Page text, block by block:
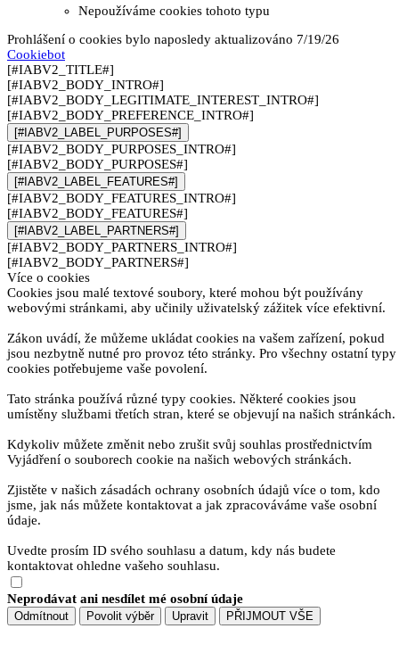
Nepoužíváme cookies tohoto typu
Prohlášení o cookies bylo naposledy aktualizováno 7/19/26
Cookiebot
[#IABV2_TITLE#]
[#IABV2_BODY_INTRO#]
[#IABV2_BODY_LEGITIMATE_INTEREST_INTRO#]
[#IABV2_BODY_PREFERENCE_INTRO#]
[#IABV2_LABEL_PURPOSES#]
[#IABV2_BODY_PURPOSES_INTRO#]
[#IABV2_BODY_PURPOSES#]
[#IABV2_LABEL_FEATURES#]
[#IABV2_BODY_FEATURES_INTRO#]
[#IABV2_BODY_FEATURES#]
[#IABV2_LABEL_PARTNERS#]
[#IABV2_BODY_PARTNERS_INTRO#]
[#IABV2_BODY_PARTNERS#]
Více o cookies
Cookies jsou malé textové soubory, které mohou být používány
webovými stránkami, aby učinily uživatelský zážitek více efektivní.
Zákon uvádí, že můžeme ukládat cookies na vašem zařízení, pokud
jsou nezbytně nutné pro provoz této stránky. Pro všechny ostatní typy
cookies potřebujeme vaše povolení.
Tato stránka používá různé typy cookies. Některé cookies jsou
umístěny službami třetích stran, které se objevují na našich stránkách.
Kdykoliv můžete změnit nebo zrušit svůj souhlas prostřednictvím
Vyjádření o souborech cookie na našich webových stránkách.
Zjistěte v našich zásadách ochrany osobních údajů více o tom, kdo
jsme, jak nás můžete kontaktovat a jak zpracováváme vaše osobní
údaje.
Uvedte prosím ID svého souhlasu a datum, kdy nás budete
kontaktovat ohledne vašeho souhlasu.
Neprodávat ani nesdílet mé osobní údaje
Odmítnout Povolit výběr Upravit PŘIJMOUT VŠE